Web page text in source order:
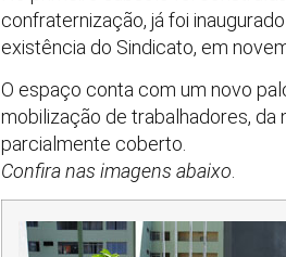
confraternização, já foi
existência do Sindicato, em
O espaço conta com um novo
mobilização de trabalhadores, da
parcialmente coberto.
Confira nas imagens abaixo